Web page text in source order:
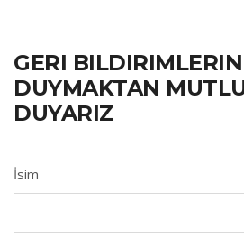
GERI
DUYMAKTAN
DUYARIZ
İsim